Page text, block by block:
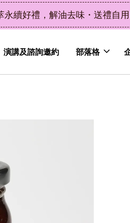
永續好禮，解油去味・送禮自
演講及諮詢邀約 部落格